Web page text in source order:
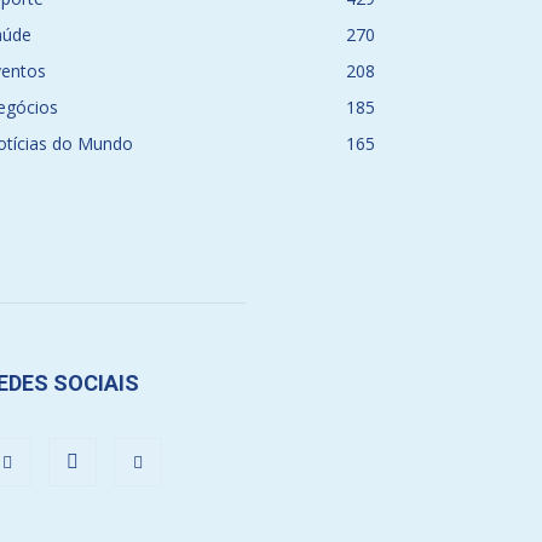
270
208
185
do Mundo
165
SOCIAIS